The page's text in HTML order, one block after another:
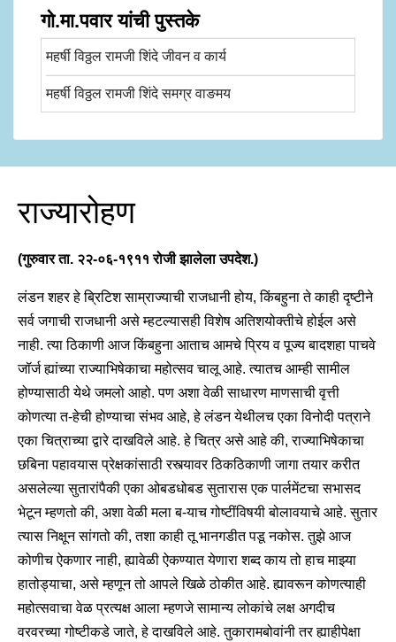
गो.मा.पवार यांची पुस्तके
महर्षी विठ्ठल रामजी शिंदे जीवन व कार्य
महर्षी विठ्ठल रामजी शिंदे समग्र वाङमय
राज्यारोहण
(गुरुवार ता. २२-०६-१९११ रोजी झालेला उपदेश.)
लंडन शहर हे ब्रिटिश साम्राज्याची राजधानी होय, किंबहुना ते काही दृष्टीने
सर्व जगाची राजधानी असे म्हटल्यासही विशेष अतिशयोक्तीचे होईल असे
नाही. त्या ठिकाणी आज किंबहुना आताच आमचे प्रिय व पूज्य बादशहा पाचवे
जॉर्ज ह्यांच्या राज्याभिषेकाचा महोत्सव चालू आहे. त्यातच आम्ही सामील
होण्यासाठी येथे जमलो आहो. पण अशा वेळी साधारण माणसाची वृत्ती
कोणत्या त-हेची होण्याचा संभव आहे, हे लंडन येथीलच एका विनोदी पत्राने
एका चित्राच्या द्वारे दाखविले आहे. हे चित्र असे आहे की, राज्याभिषेकाचा
छबिना पहावयास प्रेक्षकांसाठी रस्त्यावर ठिकठिकाणी जागा तयार करीत
असलेल्या सुतारांपैकी एका ओबडधोबड सुतारास एक पार्लमेंटचा सभासद
भेटून म्हणतो की, अशा वेळी मला ब-याच गोष्टींविषयी बोलावयाचे आहे. सुतार
त्यास निक्षून सांगतो की, तशा काही तू भानगडीत पडू नकोस. तुझे आज
कोणीच ऐकणार नाही, ह्यावेळी ऐकण्यात येणारा शब्द काय तो हाच माझ्या
हातोड्याचा, असे म्हणून तो आपले खिळे ठोकीत आहे. ह्यावरून कोणत्याही
महोत्सवाचा वेळ प्रत्यक्ष आला म्हणजे सामान्य लोकांचे लक्ष अगदीच
वरवरच्या गोष्टीकडे जाते, हे दाखविले आहे. तुकारामबोवांनी तर ह्याहीपेक्षा